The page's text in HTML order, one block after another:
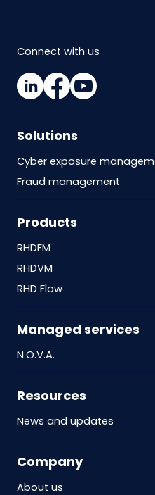
Connect with us
Solutions
Cyber exposure
Fraud management
Products
RHDFM
RHDVM
RHD Flow
Managed services
N.O.V.A.
Resources
News and updates
Company
About us